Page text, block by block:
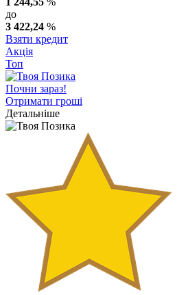
до
3 422,24 %
Взяти кредит
Акція
Топ
Почни зараз!
Отримати гроші
Детальніше